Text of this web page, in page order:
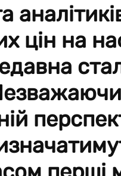
цін на